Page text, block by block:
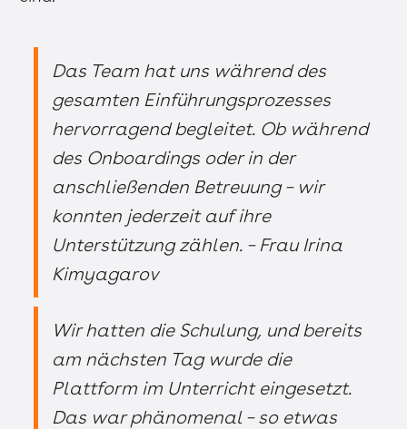
Das Team hat uns während des
gesamten Einführungsprozesses
hervorragend begleitet. Ob während
des Onboardings oder in der
anschließenden Betreuung – wir
konnten jederzeit auf ihre
Unterstützung zählen. – Frau Irina
Kimyagarov
Wir hatten die Schulung, und bereits
am nächsten Tag wurde die
Plattform im Unterricht eingesetzt.
Das war phänomenal – so etwas